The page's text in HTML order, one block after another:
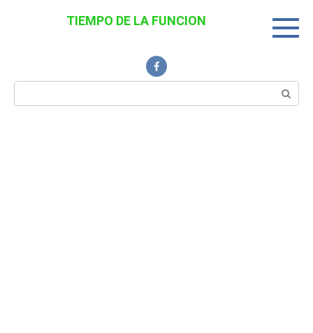
TIEMPO DE LA FUNCION
Поиск: